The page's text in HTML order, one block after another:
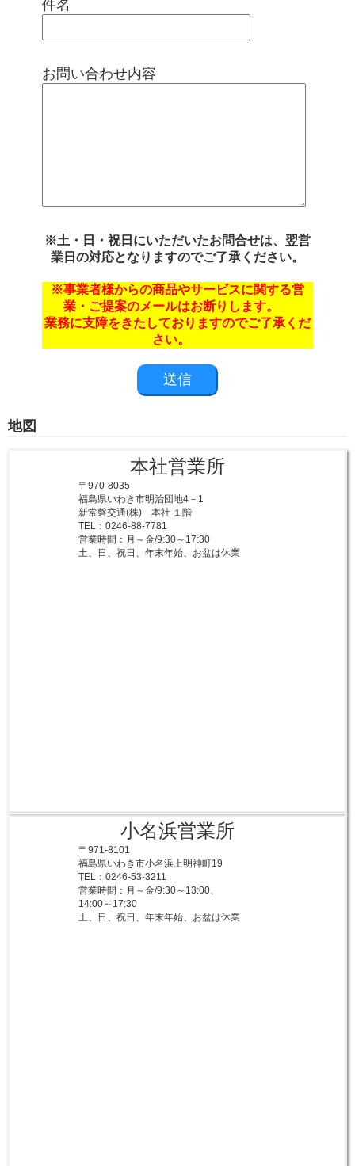
件名
お問い合わせ内容
※土・日・祝日にいただいたお問合せは、翌営
業日の対応となりますのでご了承ください。
※事業者様からの商品やサービスに関する営
業・ご提案のメールはお断りします。
業務に支障をきたしておりますのでご了承くだ
さい。
地図
本社営業所
〒970-8035
福島県いわき市明治団地4－1
新常磐交通(株) 本社 １階
TEL：0246-88-7781
営業時間：月～金/9:30～17:30
土、日、祝日、年末年始、お盆は休業
小名浜営業所
〒971-8101
福島県いわき市小名浜上明神町19
TEL：0246-53-3211
営業時間：月～金/9:30～13:00、
14:00～17:30
土、日、祝日、年末年始、お盆は休業